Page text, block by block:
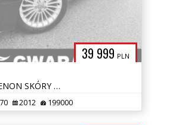
39 999 PLN
1.8 TFSI 170KM BI-XENON SKÓRY ALCANTARA NAVI ALU PDC OPŁATY SERWIS ASO
2012 199000